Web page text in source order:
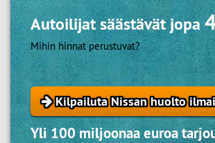
Autoilijat säästävät jopa
Mihin hinnat perustuvat?
Kilpailuta Nissan huolto
Yli 100 miljoonaa euroa